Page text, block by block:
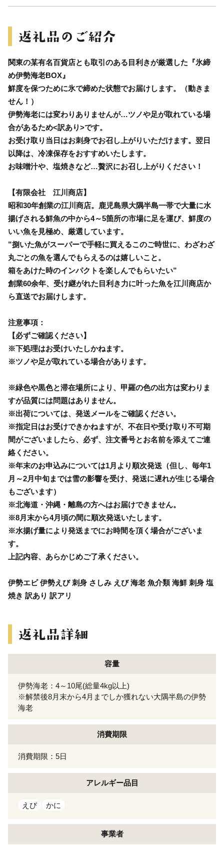
関東の某有名百貨店とも取引のある目利きが厳選した『氷締
め伊勢海老BOX』
鮮度を保つために氷で締めた状態でお届けします。（動きま
せん！）
伊勢海老には変わりありませんが…ツノや足が取れている場
合があるため<訳あり>です。
お受け取り当日はお刺身でお召し上がりいただけます。翌日
以降は、冷凍保存をおすすめいたします。
お味噌汁や、塩焼きなど…贅沢にお召し上がりください！
【有限会社 江川商店】
昭和30年創業の江川商店。鹿児島県大隅半島一帯で大量に水
揚げされる鮮魚の中から4～5箇所の市場に足を運び、鮮度の
いい魚を見極め、厳選しています。
”捌いた魚がスーパーで手軽に買えるこのご時世に、わざわざ
丸ごとの魚を選んでもらえるのは嬉しいこと。
箱をあけた時のインパクトを楽しんでもらいたい”
創業60余年、受け継がれた目利き力に叶った魚を江川商店か
ら直送でお届けします。
注意事項：
【必ずご確認ください】
※下処理はお受けいたしかねます。
※ツノや足が取れている場合があります。
※緑色や黒色と滞在場所により、甲羅の色の出方は変わりま
すが品質には問題はありません。
※出荷については、発送メールをご確認ください。
※指定日はお受けできかねますが、不在日や受け取り不可期
間がございましたら、必ず、注文番号とお名前を添えてご連
絡ください。
※年末のお申込みについては1月より順次発送（但し、毎年1
月～2月中旬までは雪の影響を受け、発送に遅れが生じる場合
もございます）
※北海道・沖縄・離島の方へはお届けできません。
※8月末から4月頃の間に順次発送いたします。
※水揚げ量により発送までにお時間を頂く場合がございま
す。
上記内容、あらかじめご了承ください。
伊勢エビ 伊勢えび 刺身 さしみ えび 海老 魚介類 海鮮 刺身 塩
焼き 訳あり 訳アリ
容量
伊勢海老：4～10尾(総量4kg以上)
※解禁後8月末から4月までしか獲れない大隅半島の伊勢
海老
消費期限
消費期限：5日
アレルギー品目
えび かに
事業者